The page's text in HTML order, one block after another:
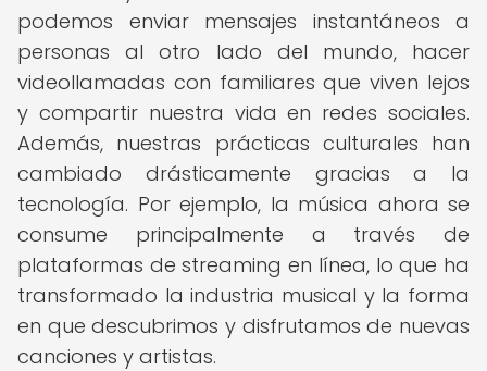
podemos enviar mensajes instantáneos a
personas al otro lado del mundo, hacer
videollamadas con familiares que viven lejos
y compartir nuestra vida en redes sociales.
Además, nuestras prácticas culturales han
cambiado drásticamente gracias a la
tecnología. Por ejemplo, la música ahora se
consume principalmente a través de
plataformas de streaming en línea, lo que ha
transformado la industria musical y la forma
en que descubrimos y disfrutamos de nuevas
canciones y artistas.